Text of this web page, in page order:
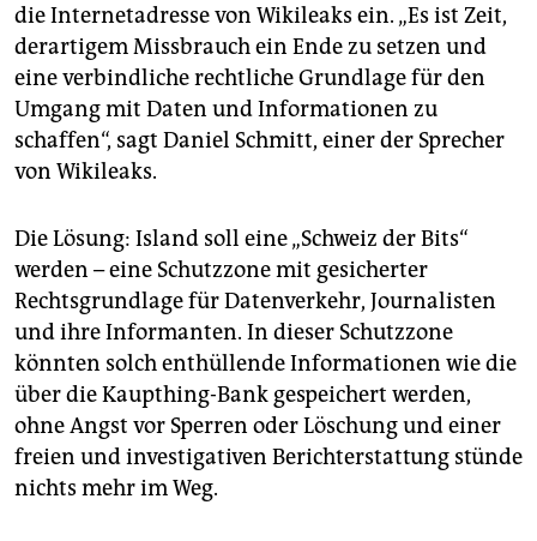
die Internetadresse von Wikileaks ein. „Es ist Zeit,
derartigem Missbrauch ein Ende zu setzen und
eine verbindliche rechtliche Grundlage für den
Umgang mit Daten und Informationen zu
schaffen“, sagt Daniel Schmitt, einer der Sprecher
von Wikileaks.
Die Lösung: Island soll eine „Schweiz der Bits“
werden – eine Schutzzone mit gesicherter
Rechtsgrundlage für Datenverkehr, Journalisten
und ihre Informanten. In dieser Schutzzone
könnten solch enthüllende Informationen wie die
über die Kaupthing-Bank gespeichert werden,
ohne Angst vor Sperren oder Löschung und einer
freien und investigativen Berichterstattung stünde
nichts mehr im Weg.